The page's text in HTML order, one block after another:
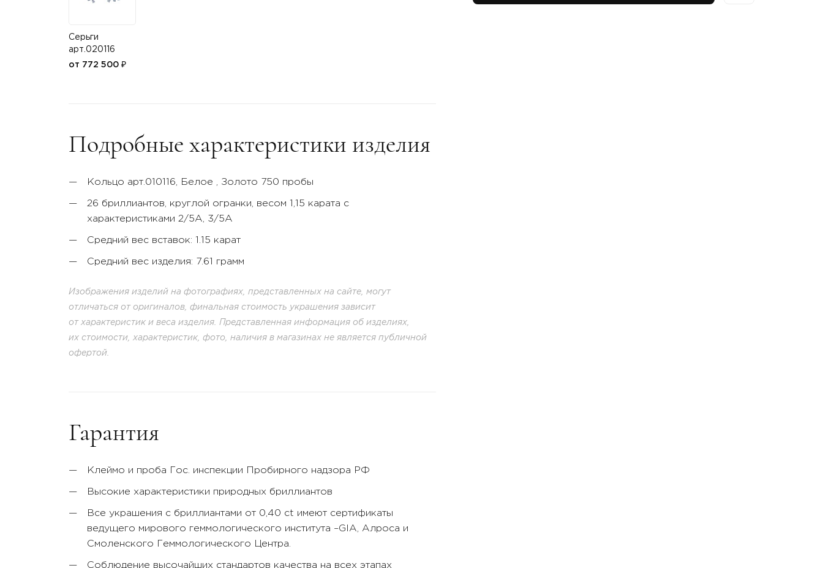
Серьги
арт.020116
от 772 500 ₽
Подробные характеристики изделия
Кольцо арт.010116, Белое , Золото 750 пробы
26 бриллиантов, круглой огранки, весом 1,15 карата с
характеристиками 2/5А, 3/5А
Средний вес вставок: 1.15 карат
Средний вес изделия: 7.61 грамм
Изображения изделий на фотографиях, представленных на сайте, могут
отличаться от оригиналов, финальная стоимость украшения зависит
от характеристик и веса изделия. Представленная информация об изделиях,
их стоимости, характеристик, фото, наличия в магазинах не является публичной
офертой.
Гарантия
Клеймо и проба Гос. инспекции Пробирного надзора РФ
Высокие характеристики природных бриллиантов
Все украшения с бриллиантами от 0,40 ct имеют сертификаты
ведущего мирового геммологического института –GIA, Алроса и
Смоленского Геммологического Центра.
Соблюдение высочайших стандартов качества на всех этапах